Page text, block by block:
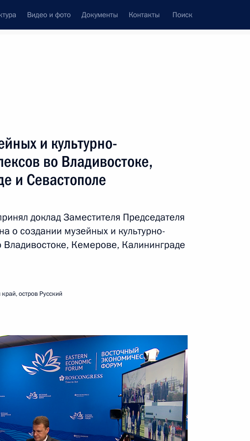
Видео и фото Документы Контакты Поиск
следующие материалы
Калининграде
«Экономика
и культурно-
во Владивостоке,
и Севастополе
доклад Заместителя Председателя
о создании музейных и культурно-
Кемерове, Калининграде
остров Русский